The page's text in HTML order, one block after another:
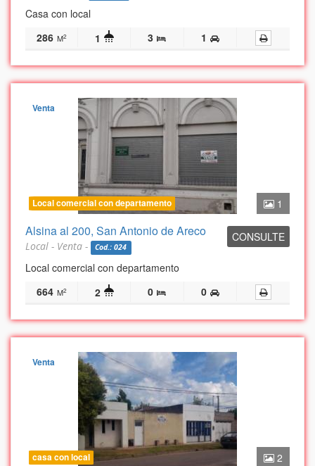
Casa con local
286 M2 1 3 1
1
Venta
Local comercial con departamento
CONSULTE
Alsina al 200, San Antonio de Areco
Local - Venta - Cod.: 024
Local comercial con departamento
664 M2 2 0 0
2
Venta
casa con local